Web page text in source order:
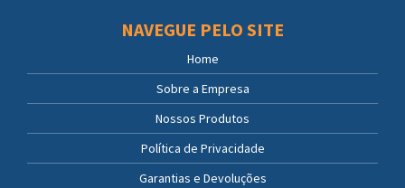
NAVEGUE PELO SITE
Home
Sobre a Empresa
Nossos Produtos
Política de Privacidade
Garantias e Devoluções